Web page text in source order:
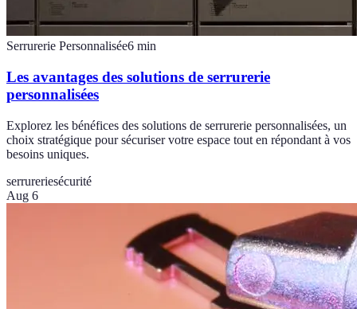
Serrurerie Personnalisée6 min
Les avantages des solutions de serrurerie
personnalisées
Explorez les bénéfices des solutions de serrurerie personnalisées, un
choix stratégique pour sécuriser votre espace tout en répondant à vos
besoins uniques.
serrureriesécurité
Aug 6